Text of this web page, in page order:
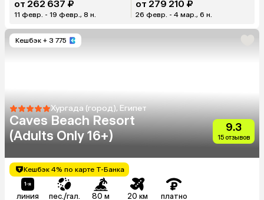
от 262 637 ₽
11 февр. - 19 февр., 8 н.
от 279 210 ₽
26 февр. - 4 мар., 6 н.
Кешбэк + 3 775
Хургада (город), Египет
Caves Beach Resort
(Adults Only 16+)
9.3
15 отзывов
Кешбэк 4% по карте Т-Банка
линия пес./гал. 80 м 20 км платно